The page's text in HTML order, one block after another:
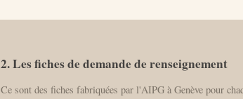
2. Les fiches de demande de renseignement
Ce sont des fiches fabriquées par l'AIPG à Genève pour